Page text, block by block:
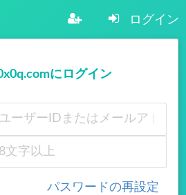
ログイン
にログイン
パスワードの再設定